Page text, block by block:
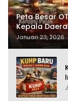
Peta Besar
Kepala
Terbongkar
Januari 23, 2026